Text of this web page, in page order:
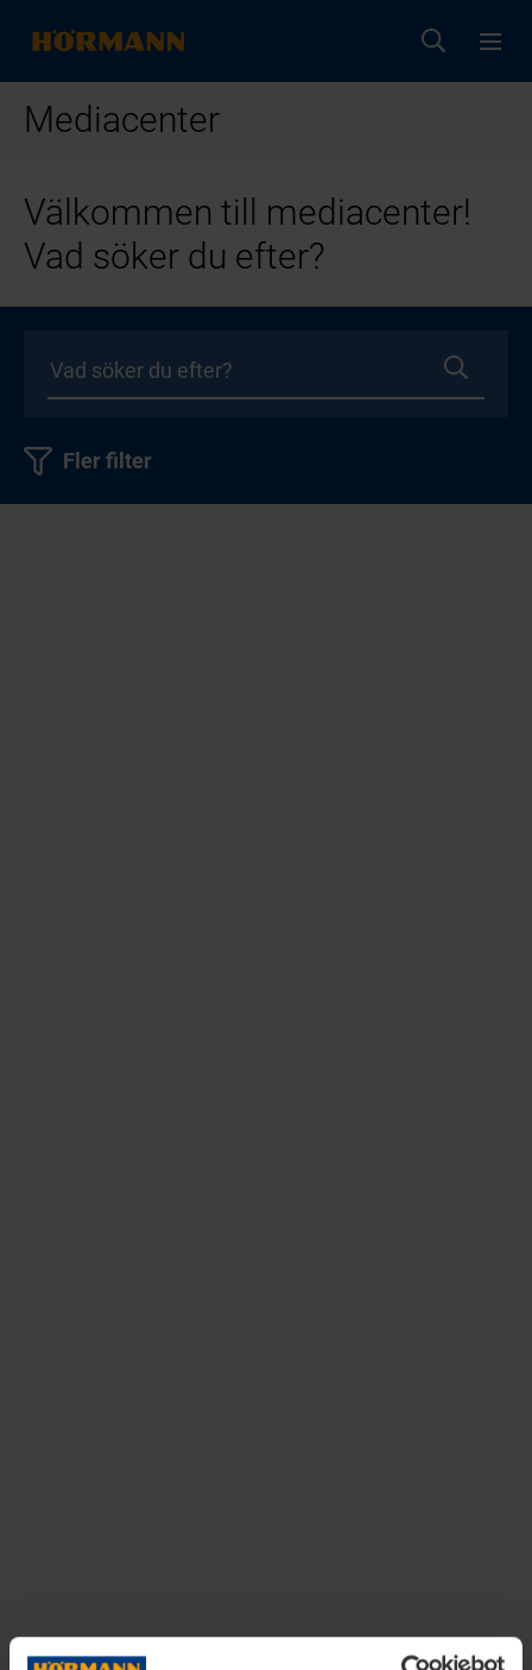
Mediacenter
Välkommen till mediacenter!
Vad söker du efter?
Fler filter